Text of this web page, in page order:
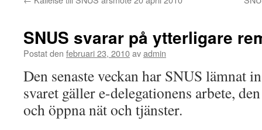
SNUS svarar på ytterligare
Postat den februari 23, 2010avadmin
Den senaste veckan har SNUS lämnat
svaret gäller e-delegationens arbete,
och öppna nät och tjänster.